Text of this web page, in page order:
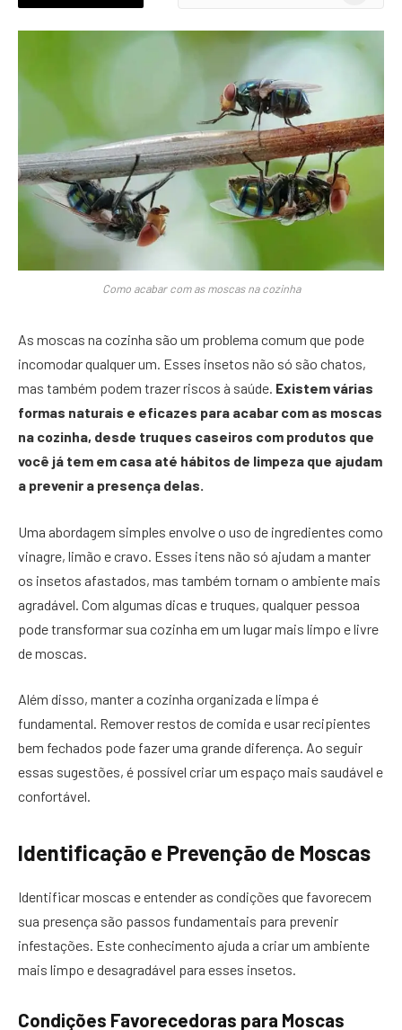
Como acabar com as moscas na cozinha
As moscas na cozinha são um problema comum que pode
incomodar qualquer um. Esses insetos não só são chatos,
mas também podem trazer riscos à saúde. Existem várias
formas naturais e eficazes para acabar com as moscas
na cozinha, desde truques caseiros com produtos que
você já tem em casa até hábitos de limpeza que ajudam
a prevenir a presença delas.
Uma abordagem simples envolve o uso de ingredientes como
vinagre, limão e cravo. Esses itens não só ajudam a manter
os insetos afastados, mas também tornam o ambiente mais
agradável. Com algumas dicas e truques, qualquer pessoa
pode transformar sua cozinha em um lugar mais limpo e livre
de moscas.
Além disso, manter a cozinha organizada e limpa é
fundamental. Remover restos de comida e usar recipientes
bem fechados pode fazer uma grande diferença. Ao seguir
essas sugestões, é possível criar um espaço mais saudável e
confortável.
Identificação e Prevenção de Moscas
Identificar moscas e entender as condições que favorecem
sua presença são passos fundamentais para prevenir
infestações. Este conhecimento ajuda a criar um ambiente
mais limpo e desagradável para esses insetos.
Condições Favorecedoras para Moscas